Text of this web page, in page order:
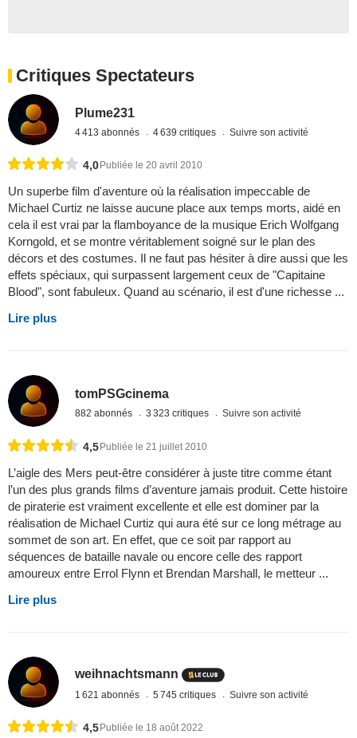
Critiques Spectateurs
Plume231
4 413 abonnés 4 639 critiques Suivre son activité
4,0 Publiée le 20 avril 2010
Un superbe film d'aventure où la réalisation impeccable de
Michael Curtiz ne laisse aucune place aux temps morts, aidé en
cela il est vrai par la flamboyance de la musique Erich Wolfgang
Korngold, et se montre véritablement soigné sur le plan des
décors et des costumes. Il ne faut pas hésiter à dire aussi que les
effets spéciaux, qui surpassent largement ceux de "Capitaine
Blood", sont fabuleux. Quand au scénario, il est d'une richesse ...
Lire plus
tomPSGcinema
882 abonnés 3 323 critiques Suivre son activité
4,5Publiée le 21 juillet 2010
L’aigle des Mers peut-être considérer à juste titre comme étant
l’un des plus grands films d’aventure jamais produit. Cette histoire
de piraterie est vraiment excellente et elle est dominer par la
réalisation de Michael Curtiz qui aura été sur ce long métrage au
sommet de son art. En effet, que ce soit par rapport au
séquences de bataille navale ou encore celle des rapport
amoureux entre Errol Flynn et Brendan Marshall, le metteur ...
Lire plus
weihnachtsmann
1 621 abonnés 5 745 critiques Suivre son activité
4,5Publiée le 18 août 2022